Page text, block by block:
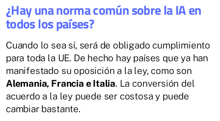
¿Hay una norma común sobre la IA en
todos los países?
Cuando lo sea sí, será de obligado cumplimiento
para toda la UE. De hecho hay países que ya han
manifestado su oposición a la ley, como son
Alemania, Francia e Italia. La conversión del
acuerdo a la ley puede ser costosa y puede
cambiar bastante.